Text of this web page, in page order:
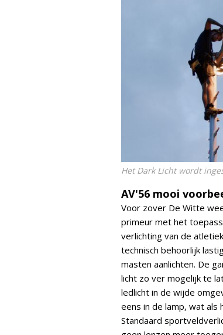
Het Dark Licht wordt
AV'56 mooi
Voor zover De Witte
primeur met het
verlichting van de
technisch behoorlijk
masten aanlichten. De
licht zo ver mogelijk te
ledlicht in de wijde
eens in de lamp, wat als
Standaard